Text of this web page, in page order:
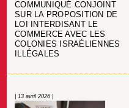
COMMUNIQUÉ CONJOINT
SUR LA PROPOSITION DE
LOI INTERDISANT LE
COMMERCE AVEC LES
COLONIES ISRAÉLIENNES
ILLÉGALES
| 13 avril 2026 |